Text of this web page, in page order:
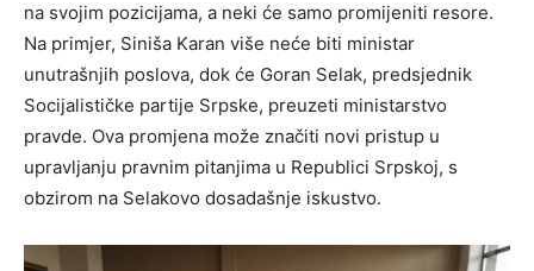
na svojim pozicijama, a neki će samo promijeniti resore.
Na primjer, Siniša Karan više neće biti ministar
unutrašnjih poslova, dok će Goran Selak, predsjednik
Socijalističke partije Srpske, preuzeti ministarstvo
pravde. Ova promjena može značiti novi pristup u
upravljanju pravnim pitanjima u Republici Srpskoj, s
obzirom na Selakovo dosadašnje iskustvo.